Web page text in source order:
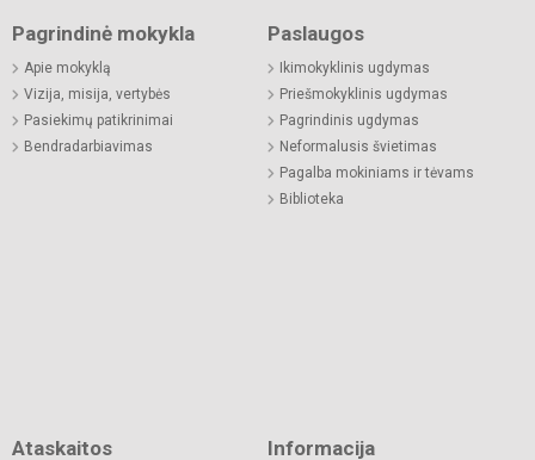
Pagrindinė mokykla
Apie mokyklą
Vizija, misija, vertybės
Pasiekimų patikrinimai
Bendradarbiavimas
Paslaugos
Ikimokyklinis ugdymas
Priešmokyklinis ugdymas
Pagrindinis ugdymas
Neformalusis švietimas
Pagalba mokiniams ir tėvams
Biblioteka
Ataskaitos Informacija